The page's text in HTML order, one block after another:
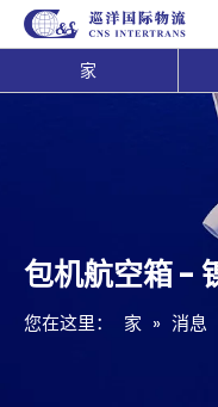
家
包机航空箱 -
您在这里： 家 » 消息